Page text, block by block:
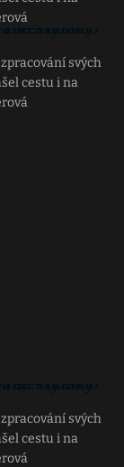
svých
cestu i na
svých
cestu i na